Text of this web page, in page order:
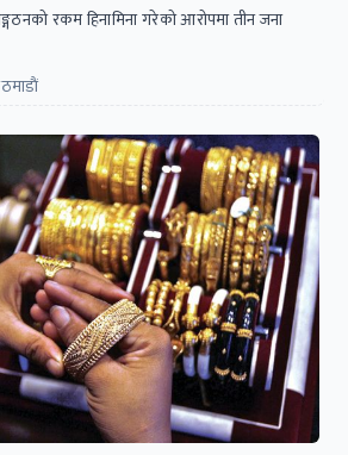
रकम हिनामिना गरेको आरोपमा तीन जना